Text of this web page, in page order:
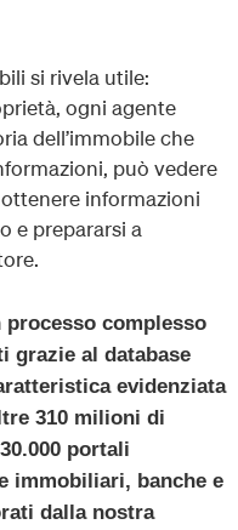
si rivela utile:
ogni agente
dell’immobile che
può vedere
informazioni
e prepararsi a
processo complesso
grazie al database
evidenziata
310 milioni di
portali
immobiliari, banche e
dalla nostra